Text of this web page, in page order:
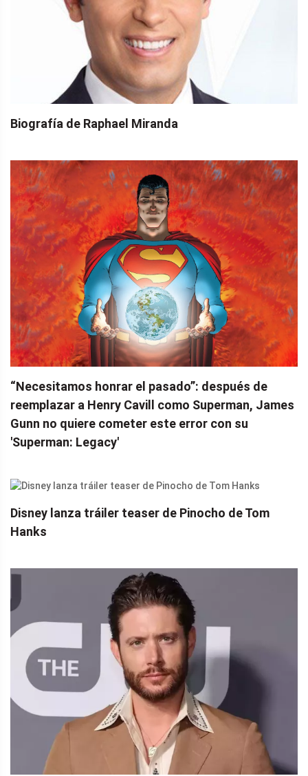
Biografía de Raphael Miranda
“Necesitamos honrar el pasado”: ​​después de
reemplazar a Henry Cavill como Superman, James
Gunn no quiere cometer este error con su
'Superman: Legacy'
Disney lanza tráiler teaser de Pinocho de Tom
Hanks